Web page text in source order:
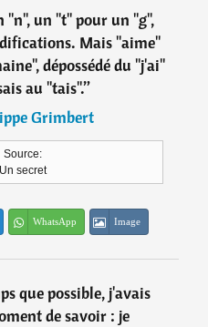
"n", un "t" pour un "g",
Mais "aime"
dépossédé du "j'ai"
au "tais".”
Grimbert
Source:
Un secret
WhatsApp Image
que possible, j'avais
de savoir : je